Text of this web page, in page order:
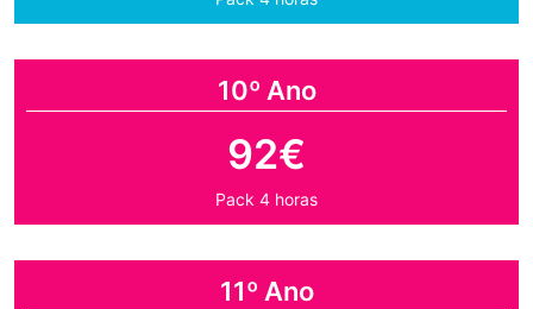
10º Ano
92€
Pack 4 horas
11º Ano